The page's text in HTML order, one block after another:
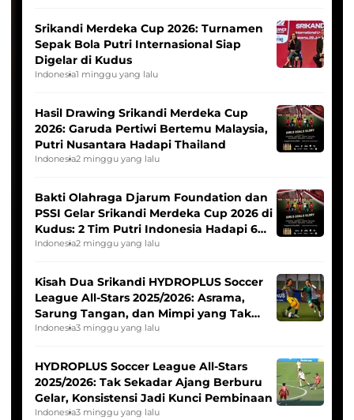
Srikandi Merdeka Cup 2026: Turnamen
Sepak Bola Putri Internasional Siap
Digelar di Kudus
Indonesia1 minggu yang lalu
Hasil Drawing Srikandi Merdeka Cup
2026: Garuda Pertiwi Bertemu Malaysia,
Putri Nusantara Hadapi Thailand
Indonesia2 minggu yang lalu
Bakti Olahraga Djarum Foundation dan
PSSI Gelar Srikandi Merdeka Cup 2026 di
Kudus: 2 Tim Putri Indonesia Hadapi 6
Tim Asia
Indonesia2 minggu yang lalu
Kisah Dua Srikandi HYDROPLUS Soccer
League All-Stars 2025/2026: Asrama,
Sarung Tangan, dan Mimpi yang Tak
Pernah Padam
Indonesia3 minggu yang lalu
HYDROPLUS Soccer League All-Stars
2025/2026: Tak Sekadar Ajang Berburu
Gelar, Konsistensi Jadi Kunci Pembinaan
Indonesia3 minggu yang lalu